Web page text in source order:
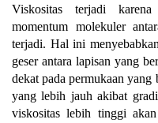
Viskositas terjadi
momentum molekuler
terjadi. Hal ini
geser antara lapisan yang
dekat pada permukaan
yang lebih jauh akibat
viskositas lebih tinggi